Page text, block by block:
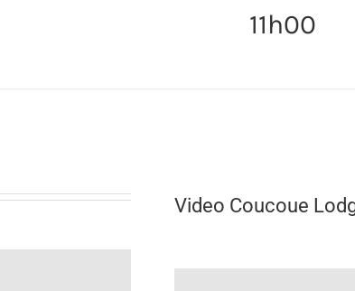
11h00
Video Coucoue